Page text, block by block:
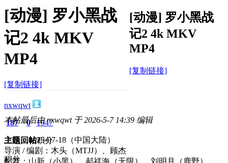
[动漫] 罗小黑战
记2 4k MKV
MP4
[复制链接]
[动漫] 罗小黑战
记2 4k MKV
MP4
[复制链接]
nxwqwt
187
主题
0
回帖
1047
积分
积分
本帖最后由 nxwqwt 于 2026-5-7 14:39 编辑
上映：2025-07-18（中国大陆）
导演 / 编剧：木头（MTJJ）、顾杰
配音：山新（小黑）、郝祥海（无限）、刘明月（鹿野）